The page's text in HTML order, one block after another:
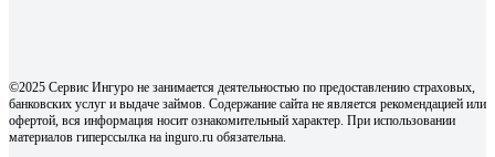
©2025 Сервис Ингуро не занимается деятельностью по предоставлению страховых,
банковских услуг и выдаче займов. Содержание сайта не является рекомендацией или
офертой, вся информация носит ознакомительный характер. При использовании
материалов гиперссылка на inguro.ru обязательна.